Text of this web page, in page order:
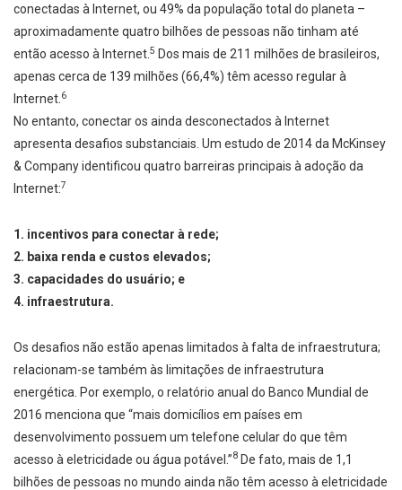
conectadas à Internet, ou 49% da população total do planeta –
aproximadamente quatro bilhões de pessoas não tinham até
então acesso à Internet. 5 Dos mais de 211 milhões de brasileiros,
apenas cerca de 139 milhões (66,4%) têm acesso regular à
Internet. 6
No entanto, conectar os ainda desconectados à Internet
apresenta desafios substanciais. Um estudo de 2014 da McKinsey
& Company identificou quatro barreiras principais à adoção da
Internet:7
1. incentivos para conectar à rede;
2. baixa renda e custos elevados;
3. capacidades do usuário; e
4. infraestrutura.
Os desafios não estão apenas limitados à falta de infraestrutura;
relacionam-se também às limitações de infraestrutura
energética. Por exemplo, o relatório anual do Banco Mundial de
2016 menciona que “mais domicílios em países em
desenvolvimento possuem um telefone celular do que têm
acesso à eletricidade ou água potável.”8 De fato, mais de 1,1
bilhões de pessoas no mundo ainda não têm acesso à eletricidade